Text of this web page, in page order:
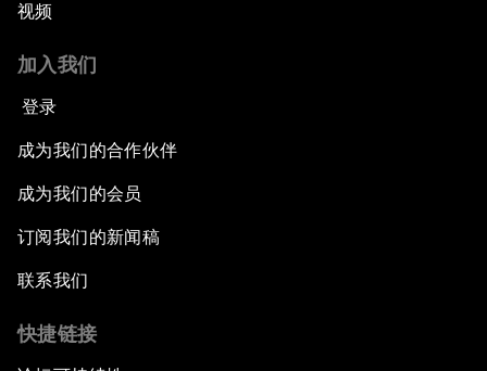
视频
加入我们
登录
成为我们的合作伙伴
成为我们的会员
订阅我们的新闻稿
联系我们
快捷链接